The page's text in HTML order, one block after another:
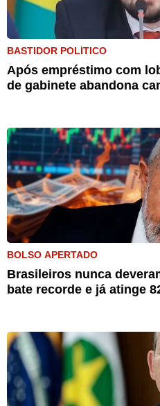
BASTIDOR POLÍTICO
Após empréstimo com
de gabinete abandona
BOLSO APERTADO
Brasileiros nunca
bate recorde e já atinge